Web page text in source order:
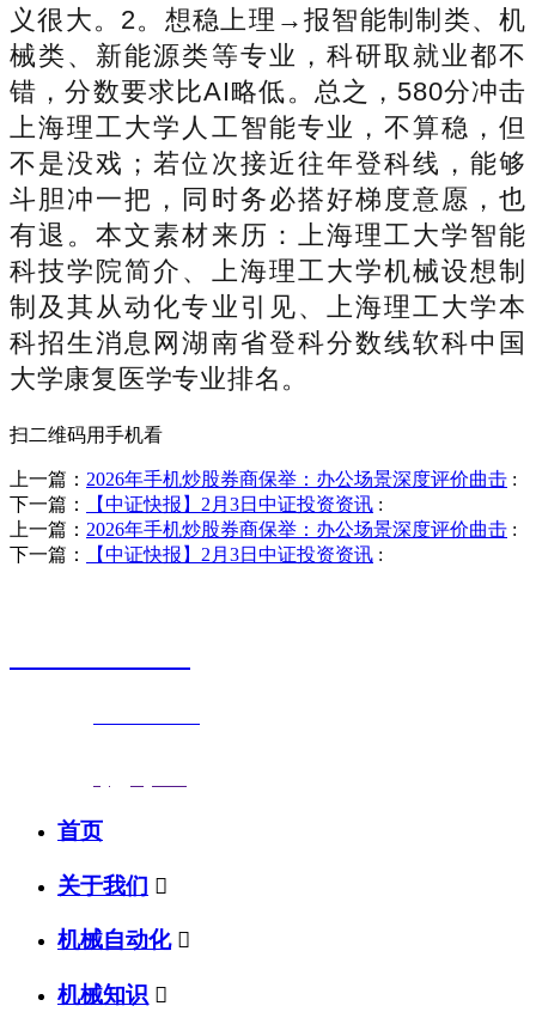
义很大。2。想稳上理→报智能制制类、机
械类、新能源类等专业，科研取就业都不
错，分数要求比AI略低。总之，580分冲击
上海理工大学人工智能专业，不算稳，但
不是没戏；若位次接近往年登科线，能够
斗胆冲一把，同时务必搭好梯度意愿，也
有退。本文素材来历：上海理工大学智能
科技学院简介、上海理工大学机械设想制
制及其从动化专业引见、上海理工大学本
科招生消息网湖南省登科分数线软科中国
大学康复医学专业排名。
扫二维码用手机看
上一篇： 2026年手机炒股券商保举：办公场景深度评价曲击 :
下一篇：
【中证快报】2月3日中证投资资讯 :
上一篇： 2026年手机炒股券商保举：办公场景深度评价曲击 :
下一篇：
【中证快报】2月3日中证投资资讯 :
首页
关于我们 
机械自动化 
机械知识 